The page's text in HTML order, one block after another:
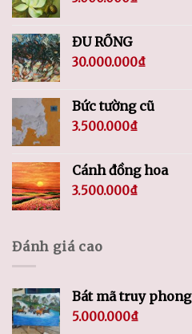
ĐU RỒNG
30.000.000₫
Bức tường cũ
3.500.000₫
Cánh đồng hoa
3.500.000₫
Đánh giá cao
Bát mã truy phong
5.000.000₫